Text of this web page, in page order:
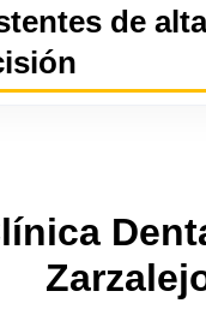
de alta